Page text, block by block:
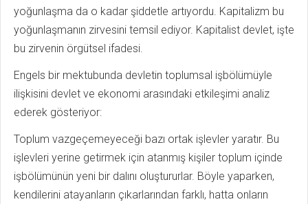
yoğunlaşma da o kadar şiddetle artıyordu. Kapitalizm bu
yoğunlaşmanın zirvesini temsil ediyor. Kapitalist devlet, işte
bu zirvenin örgütsel ifadesi.
Engels bir mektubunda devletin toplumsal işbölümüyle
ilişkisini devlet ve ekonomi arasındaki etkileşimi analiz
ederek gösteriyor:
Toplum vazgeçemeyeceği bazı ortak işlevler yaratır. Bu
işlevleri yerine getirmek için atanmış kişiler toplum içinde
işbölümünün yeni bir dalını oluştururlar. Böyle yaparken,
kendilerini atayanların çıkarlarından farklı, hatta onların